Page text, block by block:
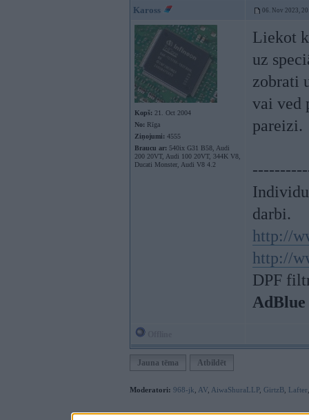
Kaross 06. Nov 2023,
Kopš: 21. Oct 2004
No: Rīga
Ziņojumi: 4555
Braucu ar: 540ix G31 B58, Audi
200 20VT, Audi 100 20VT, 344K V8,
Ducati Monster, Audi V8 4.2
Liekot
uz
zobrati
vai ved
pareizi.
darbi.
http://
http://
DPF
Jauna tēma Atbildēt
Moderatori: 968-jk AV AiwaShuraLLP, GirtzB Lafter